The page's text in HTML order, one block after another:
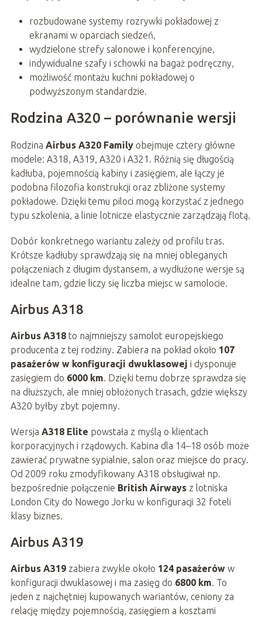
rozbudowane systemy rozrywki pokładowej z
ekranami w oparciach siedzeń,
wydzielone strefy salonowe i konferencyjne,
indywidualne szafy i schowki na bagaż podręczny,
możliwość montażu kuchni pokładowej o
podwyższonym standardzie.
Rodzina A320 – porównanie wersji
Rodzina Airbus A320 Familyobejmuje cztery główne
modele: A318, A319, A320 i A321. Różnią się długością
kadłuba, pojemnością kabiny i zasięgiem, ale łączy je
podobna filozofia konstrukcji oraz zbliżone systemy
pokładowe. Dzięki temu piloci mogą korzystać z jednego
typu szkolenia, a linie lotnicze elastycznie zarządzają flotą.
Dobór konkretnego wariantu zależy od profilu tras.
Krótsze kadłuby sprawdzają się na mniej obleganych
połączeniach z długim dystansem, a wydłużone wersje są
idealne tam, gdzie liczy się liczba miejsc w samolocie.
Airbus A318
Airbus A318to najmniejszy samolot europejskiego
producenta z tej rodziny. Zabiera na pokład około 107
pasażerów w konfiguracji dwuklasowej i dysponuje
zasięgiem do 6000 km. Dzięki temu dobrze sprawdza się
na dłuższych, ale mniej obłożonych trasach, gdzie większy
A320 byłby zbyt pojemny.
Wersja A318 Elite powstała z myślą o klientach
korporacyjnych i rządowych. Kabina dla 14–18 osób może
zawierać prywatne sypialnie, salon oraz miejsce do pracy.
Od 2009 roku zmodyfikowany A318 obsługiwał np.
bezpośrednie połączenie British Airwaysz lotniska
London City do Nowego Jorku w konfiguracji 32 foteli
klasy biznes.
Airbus A319
Airbus A319zabiera zwykle około 124 pasażeróww
konfiguracji dwuklasowej i ma zasięg do 6800 km. To
jeden z najchętniej kupowanych wariantów, ceniony za
relację między pojemnością, zasięgiem a kosztami